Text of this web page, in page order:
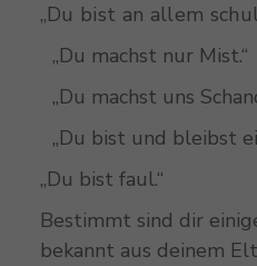
„Du bist an allem
„Du machst nur Mist.“
„Du machst uns
„Du bist und bleibst
„Du bist faul.“
Bestimmt sind dir
bekannt aus deinem